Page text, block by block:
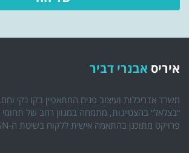
איריס אבנרי דביר
משרד אדריכלות ועיצוב פנים המתאפיין בקו נקי
״בצלאל״ בהצטיינות, מתמחה במגוון רחב של תחומי
פרויקט מתוכנן בהתאמה אישית ללקוח בשיטת ה-TOTAL DESIGN.